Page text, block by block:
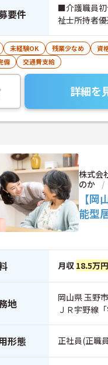
要件
■介護職員初
祉士所持者
未経験OK 残業少なめ 資
備
交通費支給
詳細を
株式会
のか
【
能型
月収 18.5万
地
岡山県 玉野
ＪＲ宇野線
形態 正社員(正職